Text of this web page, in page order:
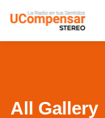
All Gallery